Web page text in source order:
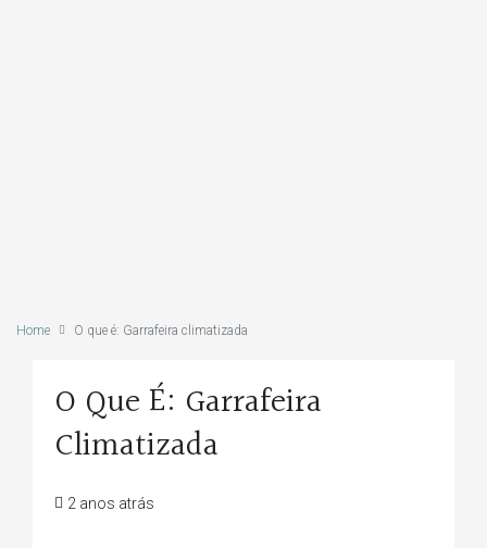
Home O que é: Garrafeira climatizada
O Que É: Garrafeira
Climatizada
2 anos atrás